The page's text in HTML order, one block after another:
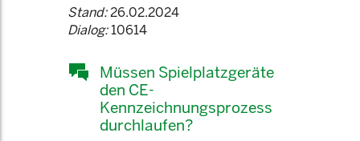
Stand:26.02.2024
Dialog:10614
Müssen Spielplatzgeräte
den CE-
Kennzeichnungsprozess
durchlaufen?